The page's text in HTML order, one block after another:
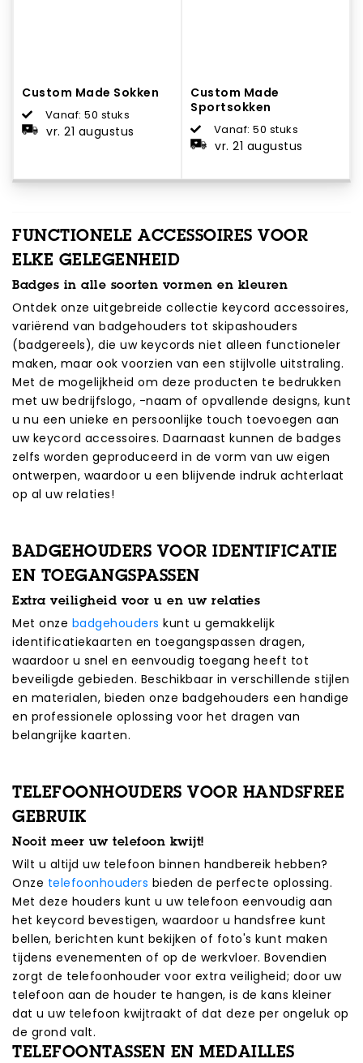
Custom Made Sokken
Vanaf: 50 stuks
vr. 21 augustus
Custom Made
Sportsokken
Vanaf: 50 stuks
vr. 21 augustus
FUNCTIONELE ACCESSOIRES VOOR
ELKE GELEGENHEID
Badges in alle soorten vormen en kleuren
Ontdek onze uitgebreide collectie keycord accessoires,
variërend van badgehouders tot skipashouders
(badgereels), die uw keycords niet alleen functioneler
maken, maar ook voorzien van een stijlvolle uitstraling.
Met de mogelijkheid om deze producten te bedrukken
met uw bedrijfslogo, -naam of opvallende designs, kunt
u nu een unieke en persoonlijke touch toevoegen aan
uw keycord accessoires. Daarnaast kunnen de badges
zelfs worden geproduceerd in de vorm van uw eigen
ontwerpen, waardoor u een blijvende indruk achterlaat
op al uw relaties!
BADGEHOUDERS VOOR IDENTIFICATIE
EN TOEGANGSPASSEN
Extra veiligheid voor u en uw relaties
Met onze badgehouders kunt u gemakkelijk
identificatiekaarten en toegangspassen dragen,
waardoor u snel en eenvoudig toegang heeft tot
beveiligde gebieden. Beschikbaar in verschillende stijlen
en materialen, bieden onze badgehouders een handige
en professionele oplossing voor het dragen van
belangrijke kaarten.
TELEFOONHOUDERS VOOR HANDSFREE
GEBRUIK
Nooit meer uw telefoon kwijt!
Wilt u altijd uw telefoon binnen handbereik hebben?
Onze telefoonhouders bieden de perfecte oplossing.
Met deze houders kunt u uw telefoon eenvoudig aan
het keycord bevestigen, waardoor u handsfree kunt
bellen, berichten kunt bekijken of foto's kunt maken
tijdens evenementen of op de werkvloer. Bovendien
zorgt de telefoonhouder voor extra veiligheid; door uw
telefoon aan de houder te hangen, is de kans kleiner
dat u uw telefoon kwijtraakt of dat deze per ongeluk op
de grond valt.
TELEFOONTASSEN EN MEDAILLES